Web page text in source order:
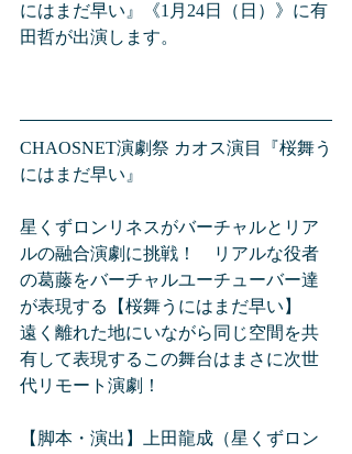
にはまだ早い』《1月24日（日）》に有
田哲が出演します。
CHAOSNET演劇祭 カオス演目『桜舞う
にはまだ早い』
星くずロンリネスがバーチャルとリア
ルの融合演劇に挑戦！　リアルな役者
の葛藤をバーチャルユーチューバー達
が表現する【桜舞うにはまだ早い】
遠く離れた地にいながら同じ空間を共
有して表現するこの舞台はまさに次世
代リモート演劇！
【脚本・演出】上田龍成（星くずロン